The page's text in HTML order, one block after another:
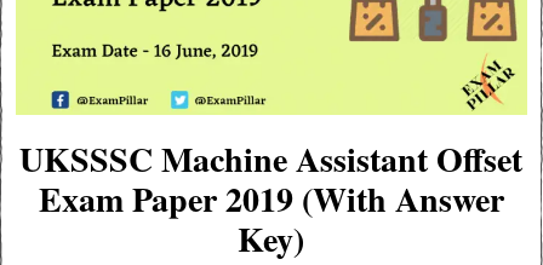
UKSSSC Machine Assistant Offset
Exam Paper 2019 (With Answer
Key)